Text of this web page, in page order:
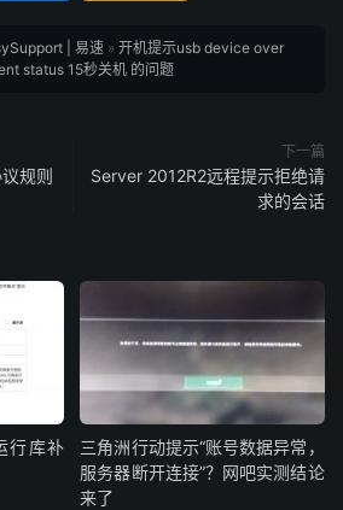
| 易速 » 开机提示usb device over
status 15秒关机 的问题
规则
下一篇
Server 2012R2远程提示拒绝请
求的会话
行库补
三角洲行动提示“账号数据异常，
服务器断开连接”？网吧实测结论
来了